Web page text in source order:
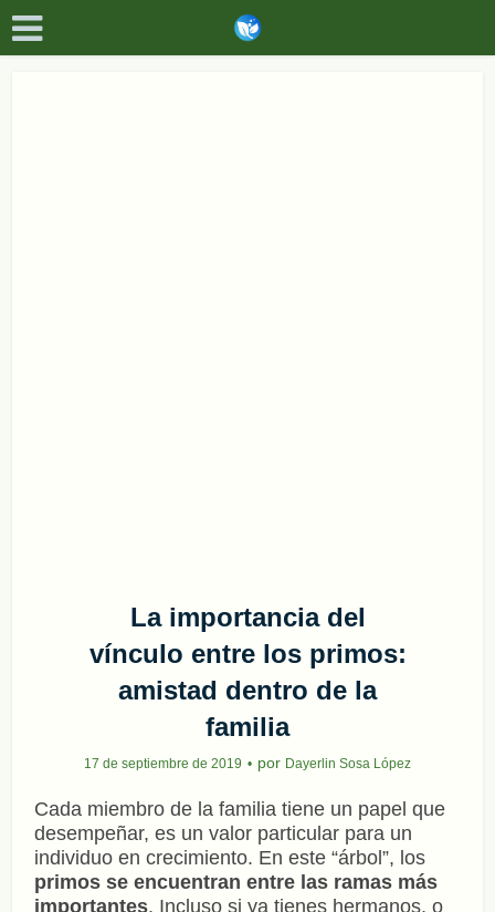
La importancia del
vínculo entre los primos:
amistad dentro de la
familia
17 de septiembre de 2019 por Dayerlin Sosa López
Cada miembro de la familia tiene un papel que
desempeñar, es un valor particular para un
individuo en crecimiento. En este “árbol”, los
primos se encuentran entre las ramas más
importantes. Incluso si ya tienes hermanos, o